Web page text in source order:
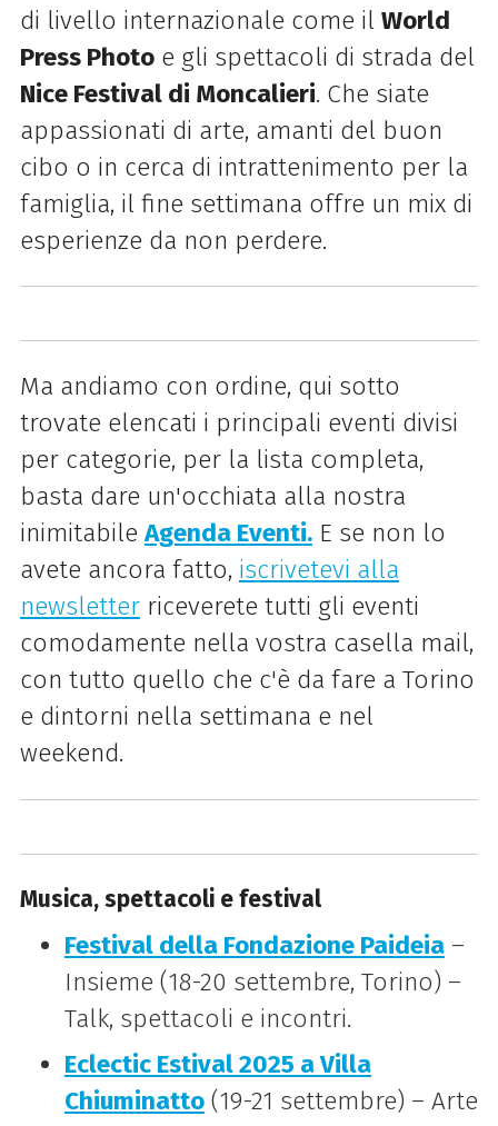
di livello internazionale come il World
Press Photoe gli spettacoli di strada del
Nice Festival di Moncalieri. Che siate
appassionati di arte, amanti del buon
cibo o in cerca di intrattenimento per la
famiglia, il fine settimana offre un mix di
esperienze da non perdere.
Ma andiamo con ordine, qui sotto
trovate elencati i principali eventi divisi
per categorie, per la lista completa,
basta dare un'occhiata alla nostra
inimitabileAgenda Eventi.E se non lo
avete ancora fatto, iscrivetevi alla
newsletterriceverete tutti gli eventi
comodamente nella vostra casella mail,
con tutto quello che c'è da fare a Torino
e dintorni nella settimana e nel
weekend.
Musica, spettacoli e festival
Festival della Fondazione Paideia–
Insieme (18-20 settembre, Torino) –
Talk, spettacoli e incontri.
Eclectic Estival 2025 a Villa
Chiuminatto(19-21 settembre) – Arte